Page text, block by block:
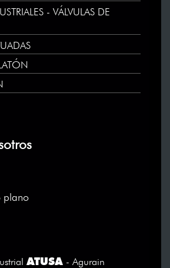
- VÁLVULAS DE
plano
ATUSA
- Agurain